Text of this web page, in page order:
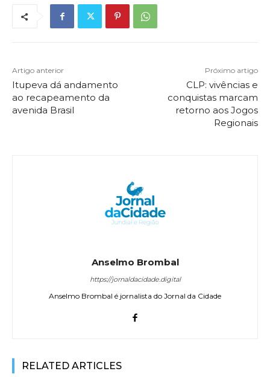
Artigo anterior
Itupeva dá andamento
ao recapeamento da
avenida Brasil
Próximo artigo
CLP: vivências e
conquistas marcam
retorno aos Jogos
Regionais
Anselmo Brombal
https://jornaldacidade.digital
Anselmo Brombal é jornalista do Jornal da Cidade
RELATED ARTICLES